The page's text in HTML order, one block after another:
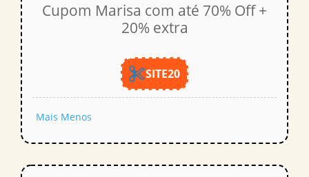
Cupom Marisa com até 70% Off +
20% extra
SITE20
Mais Menos